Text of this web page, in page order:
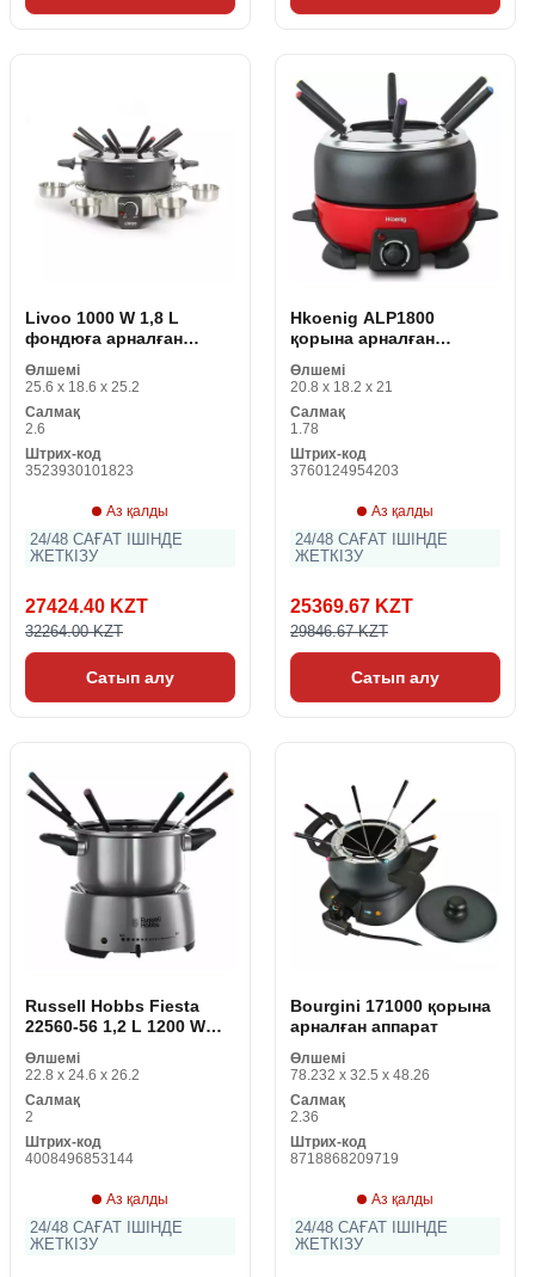
Livoo 1000 W 1,8 L
фондюға арналған
Өлшемі
25.6 x 18.6 x 25.2
Салмақ
2.6
Штрих-код
3523930101823
Аз қалды
24/48 САҒАТ ІШІНДЕ
ЖЕТКІЗУ
27424.40 KZT
32264.00 KZT
Сатып алу
Hkoenig ALP1800
қорына арналған
Өлшемі
20.8 x 18.2 x 21
Салмақ
1.78
Штрих-код
3760124954203
Аз қалды
24/48 САҒАТ ІШІНДЕ
ЖЕТКІЗУ
25369.67 KZT
29846.67 KZT
Сатып алу
Russell Hobbs Fiesta
22560-56 1,2 L 1200 W
аппарат
Өлшемі
22.8 x 24.6 x 26.2
Салмақ
2
Штрих-код
4008496853144
Аз қалды
24/48 САҒАТ ІШІНДЕ
ЖЕТКІЗУ
Bourgini 171000 қорына
арналған аппарат
Өлшемі
78.232 x 32.5 x 48.26
Салмақ
2.36
Штрих-код
8718868209719
Аз қалды
24/48 САҒАТ ІШІНДЕ
ЖЕТКІЗУ